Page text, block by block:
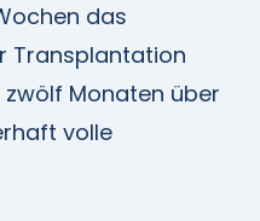
das
Transplantation
Monaten über
volle